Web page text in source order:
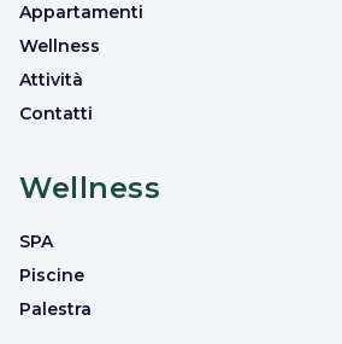
Appartamenti
Wellness
Attività
Contatti
Wellness
SPA
Piscine
Palestra